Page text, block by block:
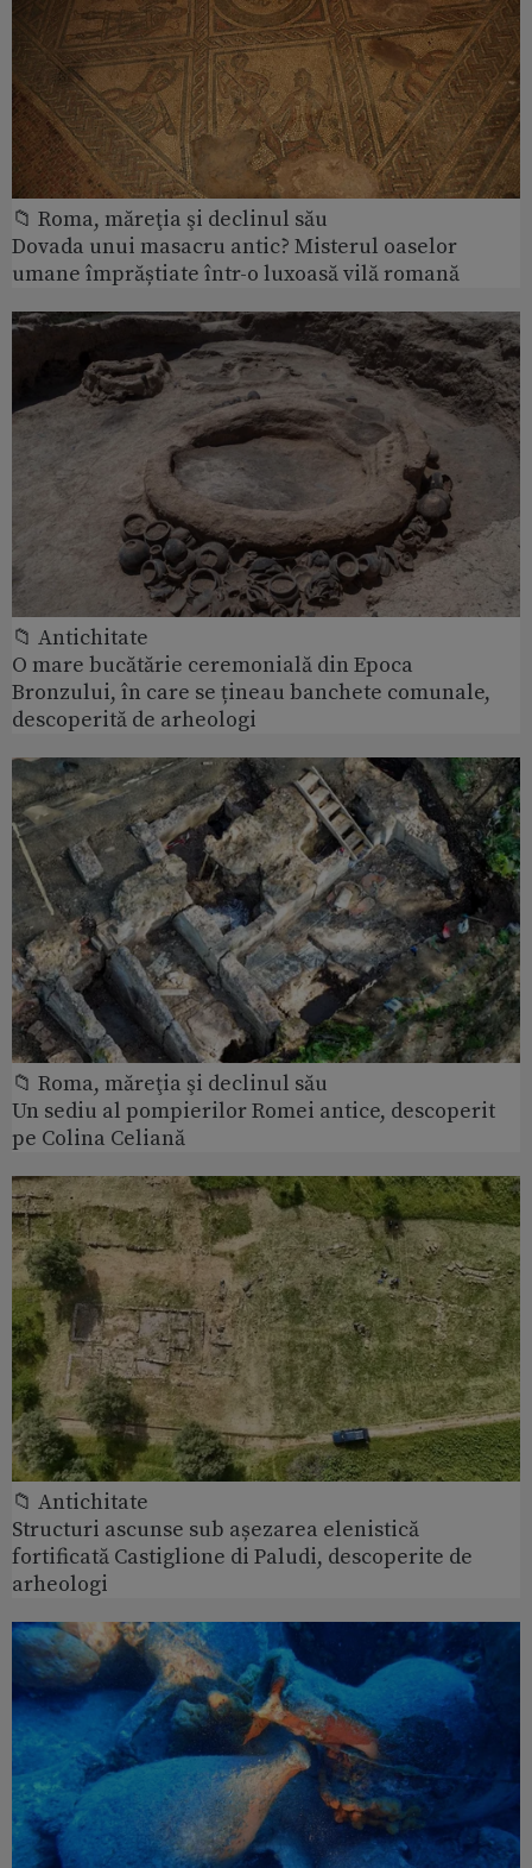
📁 Roma, măreţia şi declinul său
Dovada unui masacru antic? Misterul oaselor
umane împrăștiate într-o luxoasă vilă romană
📁 Antichitate
O mare bucătărie ceremonială din Epoca
Bronzului, în care se țineau banchete comunale,
descoperită de arheologi
📁 Roma, măreţia şi declinul său
Un sediu al pompierilor Romei antice, descoperit
pe Colina Celiană
📁 Antichitate
Structuri ascunse sub așezarea elenistică
fortificată Castiglione di Paludi, descoperite de
arheologi